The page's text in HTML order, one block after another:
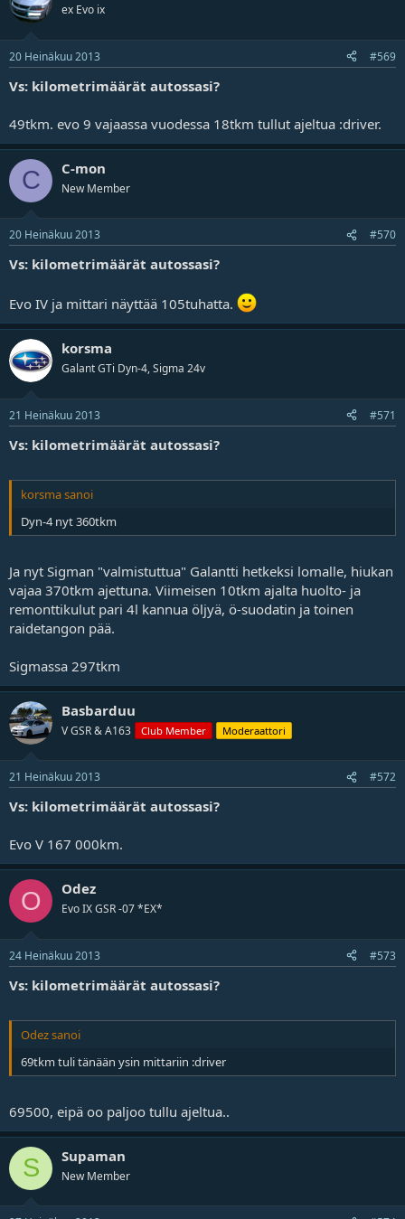
ex Evo ix
20 Heinäkuu 2013 #569
Vs: kilometrimäärät autossasi?
49tkm. evo 9 vajaassa vuodessa 18tkm tullut ajeltua :driver.
C C-mon
New Member
20 Heinäkuu 2013 #570
Vs: kilometrimäärät autossasi?
Evo IV ja mittari näyttää 105tuhatta.
korsma
Galant GTi Dyn-4, Sigma 24v
21 Heinäkuu 2013 #571
Vs: kilometrimäärät autossasi?
korsma sanoi
Dyn-4 nyt 360tkm
Ja nyt Sigman "valmistuttua" Galantti hetkeksi lomalle, hiukan
vajaa 370tkm ajettuna. Viimeisen 10tkm ajalta huolto- ja
remonttikulut pari 4l kannua öljyä, ö-suodatin ja toinen
raidetangon pää.
Sigmassa 297tkm
Basbarduu
V GSR & A163 Club Member Moderaattori
21 Heinäkuu 2013 #572
Vs: kilometrimäärät autossasi?
Evo V 167 000km.
O Odez
Evo IX GSR -07 *EX*
24 Heinäkuu 2013 #573
Vs: kilometrimäärät autossasi?
Odez sanoi
69tkm tuli tänään ysin mittariin :driver
69500, eipä oo paljoo tullu ajeltua..
S Supaman
New Member